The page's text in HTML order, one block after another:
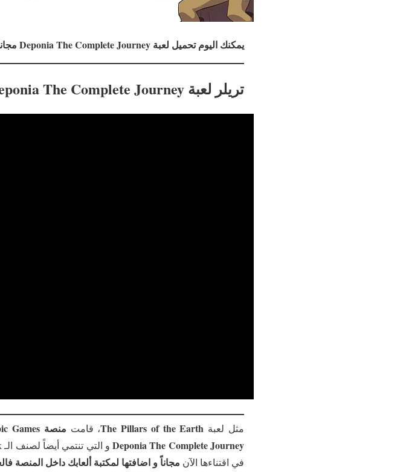
يمكنك اليوم تحميل لعبة Deponia The Complete Journey مجانا على منصة Epic Games.
تريلر لعبة Deponia The Complete Journey :
مثل لعبة The Pillars of the Earth، قامت
Deponia The Complete Journey
في اقتناءها الآن مجاناً و اضافتها لمكتبة ألعابك داخل المنصة فالعرض